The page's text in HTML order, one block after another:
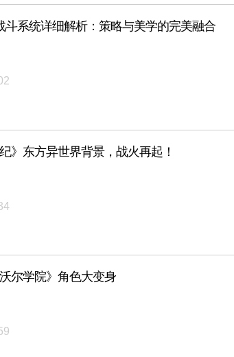
斗系统详细解析：策略与美学的完美融合
》东方异世界背景，战火再起！
尔学院》角色大变身